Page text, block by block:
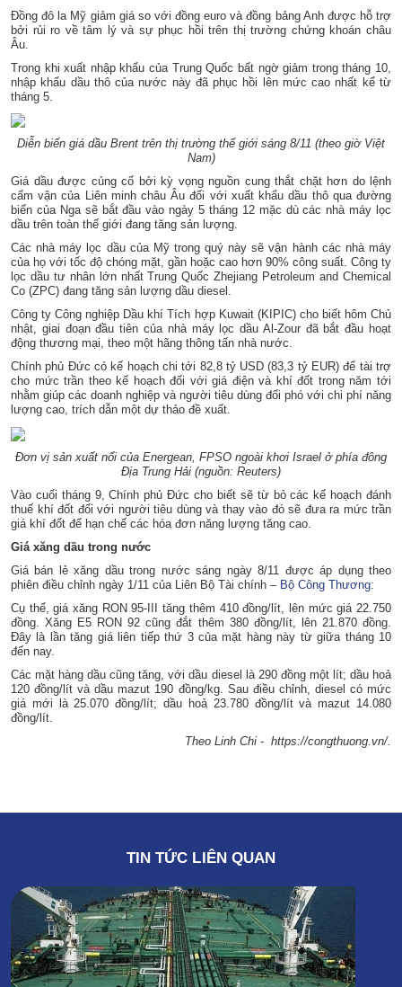
Đồng đô la Mỹ giảm giá so với đồng euro và đồng bảng Anh được hỗ trợ
bởi rủi ro về tâm lý và sự phục hồi trên thị trường chứng khoán châu
Âu.
Trong khi xuất nhập khẩu của Trung Quốc bất ngờ giảm trong tháng 10,
nhập khẩu dầu thô của nước này đã phục hồi lên mức cao nhất kể từ
tháng 5.
Diễn biến giá dầu Brent trên thị trường thế giới sáng 8/11 (theo giờ Việt
Nam)
Giá dầu được củng cố bởi kỳ vọng nguồn cung thắt chặt hơn do lệnh
cấm vận của Liên minh châu Âu đối với xuất khẩu dầu thô qua đường
biển của Nga sẽ bắt đầu vào ngày 5 tháng 12 mặc dù các nhà máy lọc
dầu trên toàn thế giới đang tăng sản lượng.
Các nhà máy lọc dầu của Mỹ trong quý này sẽ vận hành các nhà máy
của họ với tốc độ chóng mặt, gần hoặc cao hơn 90% công suất. Công ty
lọc dầu tư nhân lớn nhất Trung Quốc Zhejiang Petroleum and Chemical
Co (ZPC) đang tăng sản lượng dầu diesel.
Công ty Công nghiệp Dầu khí Tích hợp Kuwait (KIPIC) cho biết hôm Chủ
nhật, giai đoạn đầu tiên của nhà máy lọc dầu Al-Zour đã bắt đầu hoạt
động thương mại, theo một hãng thông tấn nhà nước.
Chính phủ Đức có kế hoạch chi tới 82,8 tỷ USD (83,3 tỷ EUR) để tài trợ
cho mức trần theo kế hoạch đối với giá điện và khí đốt trong năm tới
nhằm giúp các doanh nghiệp và người tiêu dùng đối phó với chi phí năng
lượng cao, trích dẫn một dự thảo đề xuất.
Đơn vị sản xuất nổi của Energean, FPSO ngoài khơi Israel ở phía đông
Địa Trung Hải (nguồn: Reuters)
Vào cuối tháng 9, Chính phủ Đức cho biết sẽ từ bỏ các kế hoạch đánh
thuế khí đốt đối với người tiêu dùng và thay vào đó sẽ đưa ra mức trần
giá khí đốt để hạn chế các hóa đơn năng lượng tăng cao.
Giá xăng dầu trong nước
Giá bán lẻ xăng dầu trong nước sáng ngày 8/11 được áp dụng theo
phiên điều chỉnh ngày 1/11 của Liên Bộ Tài chính – Bộ Công Thương:
Cụ thể, giá xăng RON 95-III tăng thêm 410 đồng/lít, lên mức giá 22.750
đồng. Xăng E5 RON 92 cũng đắt thêm 380 đồng/lít, lên 21.870 đồng.
Đây là lần tăng giá liên tiếp thứ 3 của mặt hàng này từ giữa tháng 10
đến nay.
Các mặt hàng dầu cũng tăng, với dầu diesel là 290 đồng một lít; dầu hoả
120 đồng/lít và dầu mazut 190 đồng/kg. Sau điều chỉnh, diesel có mức
giá mới là 25.070 đồng/lít; dầu hoả 23.780 đồng/lít và mazut 14.080
đồng/lít.
Theo Linh Chi - https://congthuong.vn/.
TIN TỨC LIÊN QUAN